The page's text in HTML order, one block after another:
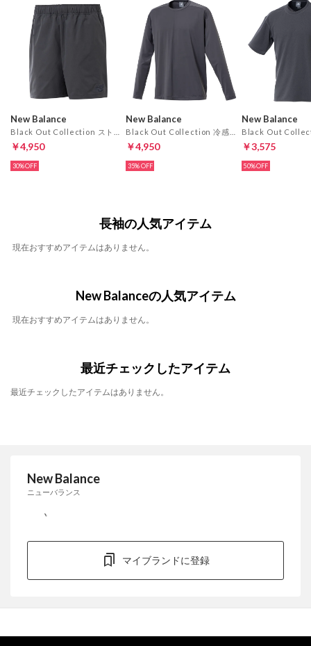
New Balance
￥4,950
30%
New Balance
￥4,950
35%
New Balance
￥3,575
50%
長袖の人気アイテム
現在おすすめアイテムはありません。
New Balanceの人気アイテム
現在おすすめアイテムはありません。
最近チェックしたアイテム
最近チェックしたアイテムはありません。
New Balance
ニューバランス
マイブランドに登録